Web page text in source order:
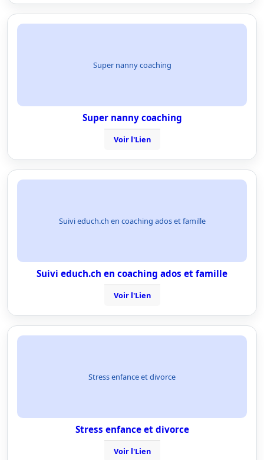
Super nanny coaching
Super nanny coaching
Voir l'Lien
Suivi educh.ch en coaching ados et famille
Suivi educh.ch en coaching ados et famille
Voir l'Lien
Stress enfance et divorce
Stress enfance et divorce
Voir l'Lien